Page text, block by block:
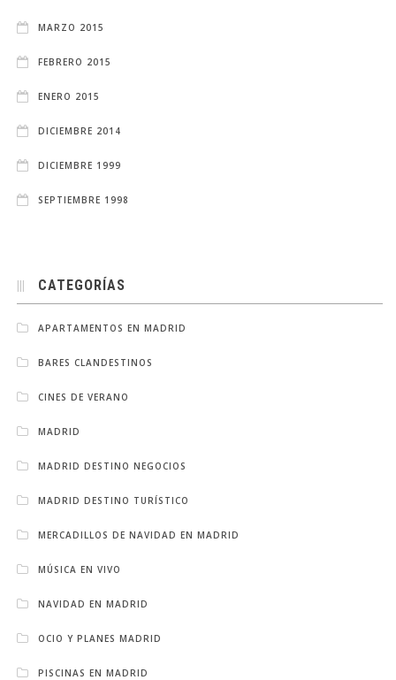
MARZO 2015
FEBRERO 2015
ENERO 2015
DICIEMBRE 2014
DICIEMBRE 1999
SEPTIEMBRE 1998
CATEGORÍAS
APARTAMENTOS EN MADRID
BARES CLANDESTINOS
CINES DE VERANO
MADRID
MADRID DESTINO NEGOCIOS
MADRID DESTINO TURÍSTICO
MERCADILLOS DE NAVIDAD EN MADRID
MÚSICA EN VIVO
NAVIDAD EN MADRID
OCIO Y PLANES MADRID
PISCINAS EN MADRID